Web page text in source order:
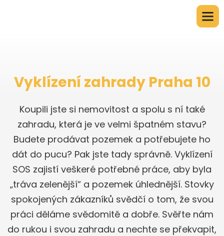
Vyklízení zahrady Praha 10
Koupili jste si nemovitost a spolu s ní také
zahradu, která je ve velmi špatném stavu?
Budete prodávat pozemek a potřebujete ho
dát do pucu? Pak jste tady správně. Vyklízení
SOS zajistí veškeré potřebné práce, aby byla
„tráva zelenější“ a pozemek úhlednější. Stovky
spokojených zákazníků svědčí o tom, že svou
práci děláme svědomitě a dobře. Svěřte nám
do rukou i svou zahradu a nechte se překvapit,